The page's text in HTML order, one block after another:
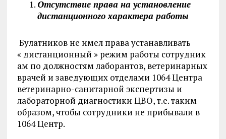
Отсутствие права на установление
дистанционного характера работы
Булатников не имел права устанавливать
« дистанционный » режим работы сотрудник
ам по должностям лаборантов, ветеринарных
врачей и заведующих отделами 1064 Центра
ветеринарно-санитарной экспертизы и
лабораторной диагностики ЦВО, т.е. таким
образом, чтобы сотрудники не прибывали в
1064 Центр.